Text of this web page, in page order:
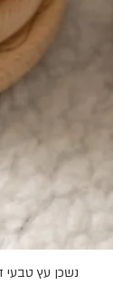
תצוגה
נשכן עץ טבעי